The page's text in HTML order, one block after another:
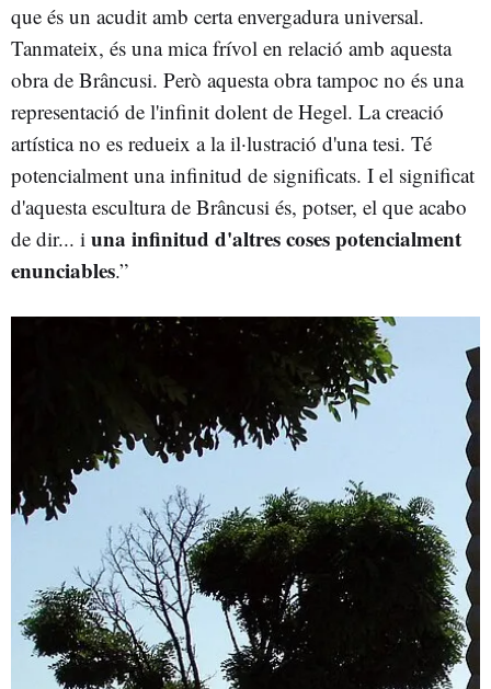
que és un acudit amb certa envergadura universal.
Tanmateix, és una mica frívol en relació amb aquesta
obra de Brâncusi. Però aquesta obra tampoc no és una
representació de l'infinit dolent de Hegel. La creació
artística no es redueix a la il·lustració d'una tesi. Té
potencialment una infinitud de significats. I el significat
d'aquesta escultura de Brâncusi és, potser, el que acabo
de dir... i una infinitud d'altres coses potencialment
enunciables.”